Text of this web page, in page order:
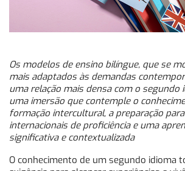
Os modelos de ensino bilíngue, que se
mais adaptados às demandas
uma relação mais densa com o segundo
uma imersão que contemple o
formação intercultural, a preparação
internacionais de proficiência e uma
significativa e contextualizada
O conhecimento de um segundo idioma